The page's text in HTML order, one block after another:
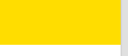
обл, Калач-на-Дону г,